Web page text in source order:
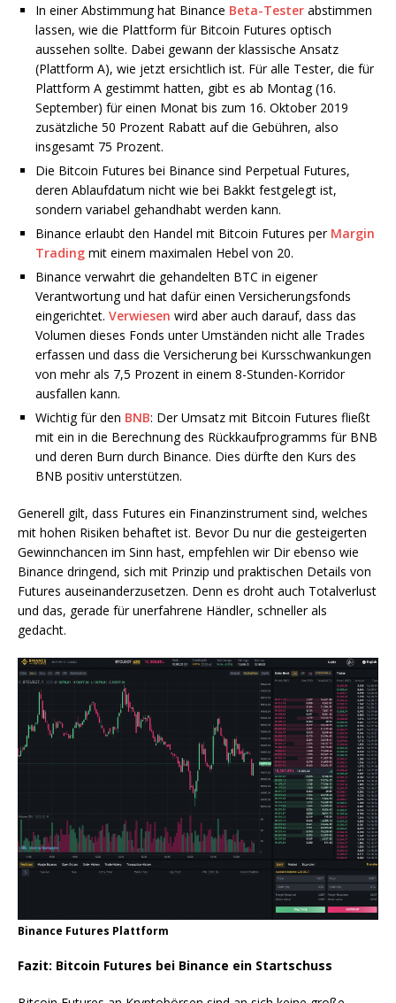
In einer Abstimmung hat Binance Beta-Tester abstimmen
lassen, wie die Plattform für Bitcoin Futures optisch
aussehen sollte. Dabei gewann der klassische Ansatz
(Plattform A), wie jetzt ersichtlich ist. Für alle Tester, die für
Plattform A gestimmt hatten, gibt es ab Montag (16.
September) für einen Monat bis zum 16. Oktober 2019
zusätzliche 50 Prozent Rabatt auf die Gebühren, also
insgesamt 75 Prozent.
Die Bitcoin Futures bei Binance sind Perpetual Futures,
deren Ablaufdatum nicht wie bei Bakkt festgelegt ist,
sondern variabel gehandhabt werden kann.
Binance erlaubt den Handel mit Bitcoin Futures per Margin
Trading mit einem maximalen Hebel von 20.
Binance verwahrt die gehandelten BTC in eigener
Verantwortung und hat dafür einen Versicherungsfonds
eingerichtet. Verwiesen wird aber auch darauf, dass das
Volumen dieses Fonds unter Umständen nicht alle Trades
erfassen und dass die Versicherung bei Kursschwankungen
von mehr als 7,5 Prozent in einem 8-Stunden-Korridor
ausfallen kann.
Wichtig für den BNB: Der Umsatz mit Bitcoin Futures fließt
mit ein in die Berechnung des Rückkaufprogramms für BNB
und deren Burn durch Binance. Dies dürfte den Kurs des
BNB positiv unterstützen.
Generell gilt, dass Futures ein Finanzinstrument sind, welches
mit hohen Risiken behaftet ist. Bevor Du nur die gesteigerten
Gewinnchancen im Sinn hast, empfehlen wir Dir ebenso wie
Binance dringend, sich mit Prinzip und praktischen Details von
Futures auseinanderzusetzen. Denn es droht auch Totalverlust
und das, gerade für unerfahrene Händler, schneller als
gedacht.
Binance Futures Plattform
Fazit: Bitcoin Futures bei Binance ein Startschuss